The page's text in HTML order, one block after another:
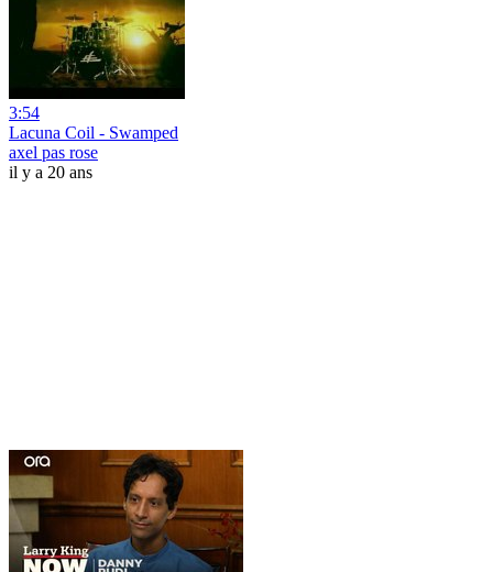
3:54
Lacuna Coil - Swamped
axel pas rose
il y a 20 ans